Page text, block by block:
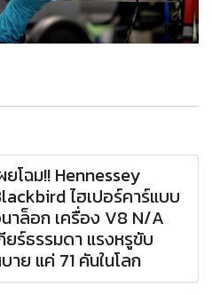
ยโฉม!! Hennessey
ไฮเปอร์คาร์แบบ
าล็อก เครื่อง V8 N/A
ยร์ธรรมดา แรงหรูขับ
าย แค่ 71 คันในโลก